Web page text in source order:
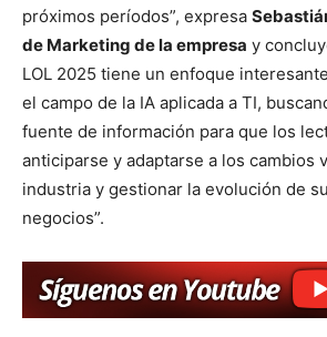
próximos períodos”, expresa
de Marketing de la empresa y
LOL 2025 tiene un enfoque
el campo de la IA aplicada a TI,
fuente de información para que los
anticiparse y adaptarse a los cambios
industria y gestionar la evolución de
negocios”.